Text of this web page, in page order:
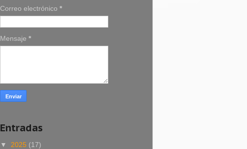
Correo electrónico *
Mensaje *
Entradas
▼ 2025 (17)